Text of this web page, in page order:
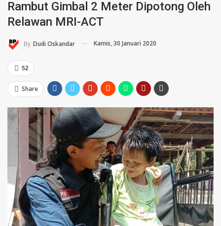
Rambut Gimbal 2 Meter Dipotong Oleh
Relawan MRI-ACT
By Dudi Oskandar Kamis, 30 Januari 2020
52
Share